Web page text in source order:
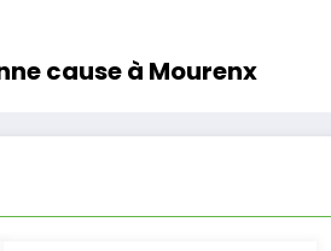
cause à Mourenx